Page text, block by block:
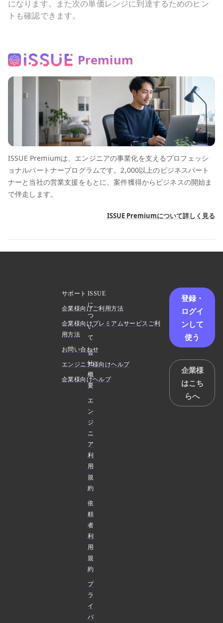
になります。また次の単価レンジに到達するためのヒン
トも確認できます。
Premium
ISSUE Premiumは、エンジニアの事業化を支えるプロフェッシ
ョナルパートナープログラムです。2,000以上のビジネスパート
ナーと当社の営業支援をもとに、案件獲得からビジネスの開始ま
で伴走します。
ISSUE Premiumについて詳しく見る
ISSUE
に
つ
い
て
会
社
概
要
エ
ン
ジ
ニ
ア
利
用
規
約
依
頼
者
利
用
規
約
プ
ラ
イ
バ
サポート
企業様向けご利用方法
企業様向けプレミアムサービスご利
用方法
お問い合わせ
エンジニア様向けヘルプ
企業様向けヘルプ
登録・
ログイ
ンして
使う
企業様
はこち
らへ